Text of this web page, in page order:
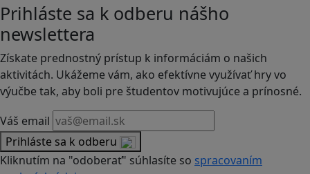
Prihláste sa k odberu nášho
newslettera
Získate prednostný prístup k informáciám o našich
aktivitách. Ukážeme vám, ako efektívne využívať hry vo
výučbe tak, aby boli pre študentov motivujúce a prínosné.
Váš email
Prihláste sa k odberu
Kliknutím na "odoberať" súhlasíte so spracovaním